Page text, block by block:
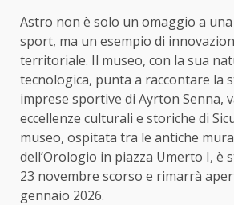
Astro non è solo un omaggio a
sport, ma un esempio di
territoriale. Il museo, con la sua
tecnologica, punta a raccontare la
imprese sportive di Ayrton Senna,
eccellenze culturali e storiche di
museo, ospitata tra le antiche
dell’Orologio in piazza Umerto I, è
23 novembre scorso e rimarrà
gennaio 2026.